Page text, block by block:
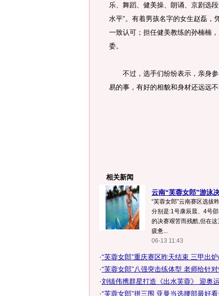
乐、舞蹈、健美操、朗诵、京剧选
水平”。有着男孩名字的女生赵磊，
一致认可；担任健美教练的孙楠楠
委。
不过，选手们纷纷表示，亲身参
易的事，有好的相貌和身材还远远
相关新闻
云南“芙蓉女郎”游泳
“芙蓉女郎”云南赛区选拔
分别是:1号康辰晨、4号
的决赛艰苦而残酷,但在
疲惫...
06-13 11:43
·“芙蓉女郎”重庆赛区昨天结束 三甲出
·“芙蓉女郎”八强突击练体型 老师给针
·刘镇伟携群星打造《出水芙蓉》 迎奥
·“芙蓉女郎”拼三围 亚曼当选腰部最好